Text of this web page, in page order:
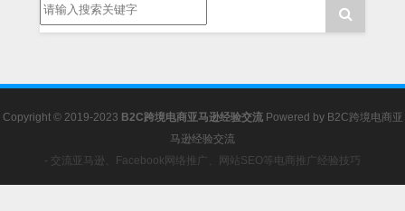
Copyright © 2019-2023 B2C跨境电商亚马逊经验交流 Powered by B2C跨境电商亚
马逊经验交流
- 交流亚马逊、Facebook网络推广、网站SEO等电商推广经验技巧